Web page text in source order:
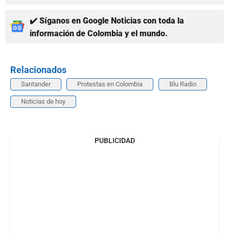
✔️ Síganos en Google Noticias con toda la
información de Colombia y el mundo.
Relacionados
Santander Protestas en Colombia Blu Radio
Noticias de hoy
PUBLICIDAD